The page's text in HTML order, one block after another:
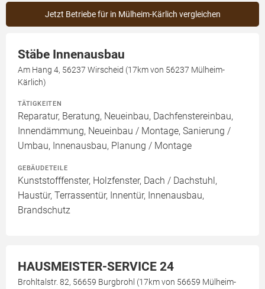
Jetzt Betriebe für in Mülheim-Kärlich vergleichen
Stäbe Innenausbau
Am Hang 4, 56237 Wirscheid (17km von 56237 Mülheim-
Kärlich)
TÄTIGKEITEN
Reparatur, Beratung, Neueinbau, Dachfenstereinbau,
Innendämmung, Neueinbau / Montage, Sanierung /
Umbau, Innenausbau, Planung / Montage
GEBÄUDETEILE
Kunststofffenster, Holzfenster, Dach / Dachstuhl,
Haustür, Terrassentür, Innentür, Innenausbau,
Brandschutz
HAUSMEISTER-SERVICE 24
Brohltalstr. 82, 56659 Burgbrohl (17km von 56659 Mülheim-